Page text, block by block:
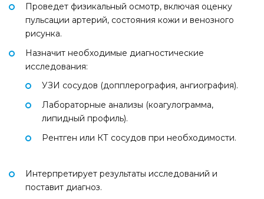
Проведет физикальный осмотр, включая оценку
пульсации артерий, состояния кожи и венозного
рисунка.
Назначит необходимые диагностические
исследования:
УЗИ сосудов (допплерография, ангиография).
Лабораторные анализы (коагулограмма,
липидный профиль).
Рентген или КТ сосудов при необходимости.
Интерпретирует результаты исследований и
поставит диагноз.